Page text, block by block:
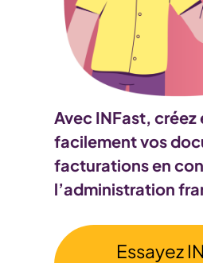
Avec INFast, créez
facilement vos
facturations en
l’administration
Essayez